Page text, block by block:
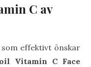
C av
effektivt önskar
Vitamin C Face